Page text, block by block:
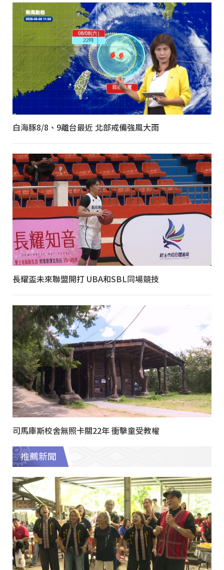
白海豚8/8、9離台最近 北部戒備強風大雨
長耀盃未來聯盟開打 UBA和SBL同場競技
司馬庫斯校舍無照卡關22年 衝擊童受教權
推薦新聞